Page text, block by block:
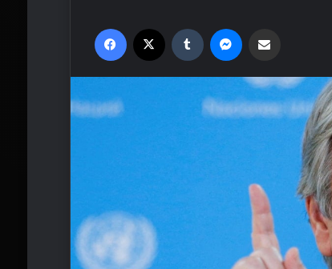
Facebook Tumblr